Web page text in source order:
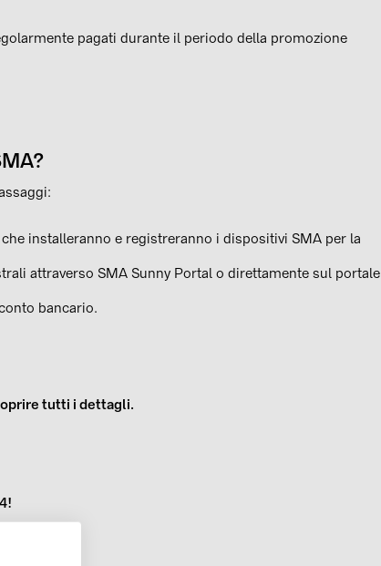
pagati durante il periodo della promozione
installeranno e registreranno i dispositivi SMA per la
attraverso SMA Sunny Portal o direttamente sul portale
bancario.
tutti i dettagli.